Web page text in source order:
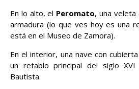
En lo alto, el Peromato, una
armadura (lo que ves hoy es una
está en el Museo de Zamora).
En el interior, una nave con
un retablo principal del siglo XVI
Bautista.